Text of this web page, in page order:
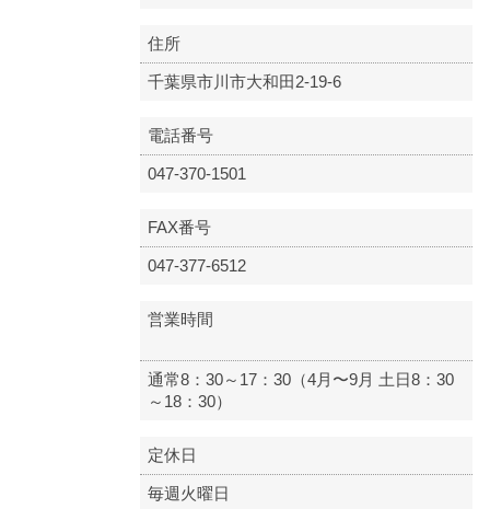
住所
千葉県市川市大和田2-19-6
電話番号
047-370-1501
FAX番号
047-377-6512
営業時間
通常8：30～17：30（4月〜9月 土日8：30
～18：30）
定休日
毎週火曜日